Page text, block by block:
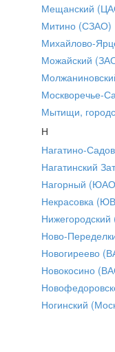
Мещанский
Митино (СЗАО)
Михайлово-
Можайский
Москворечье-
Мытищи,
Н
Нагатино-
Нагатинский
Нагорный
Некрасовка
Ново-
Новогиреево
Новокосино
Ногинский